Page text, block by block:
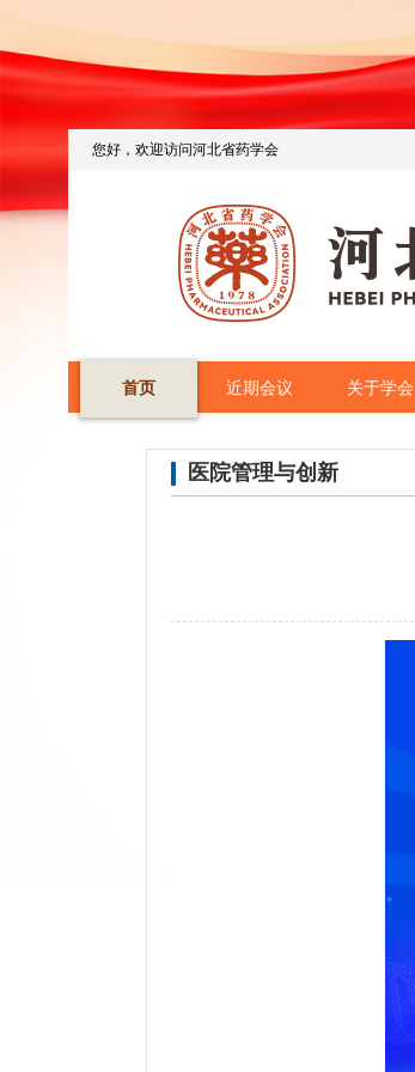
您好，欢迎访问河北省药学会
首页 近期会议 关于学会
医院管理与创新